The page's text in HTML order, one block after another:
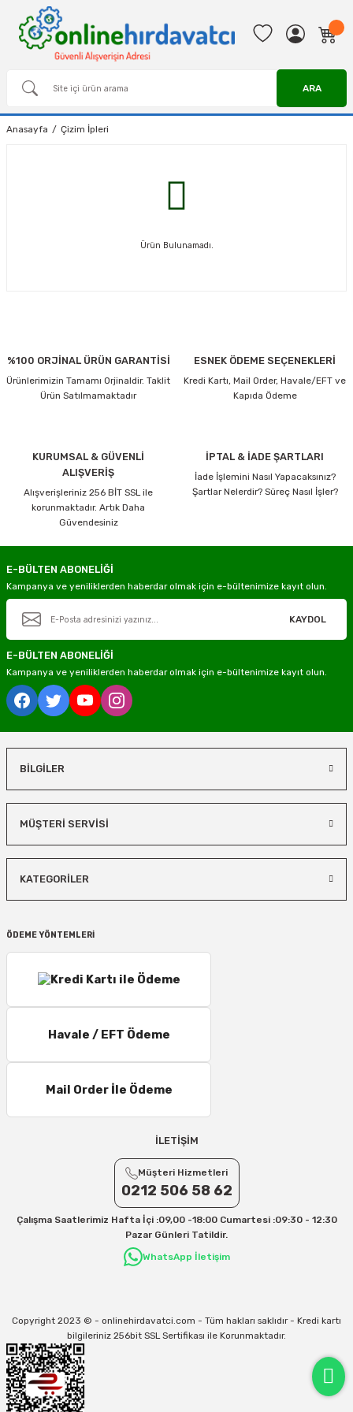
ARA
Anasayfa Çizim İpleri
Ürün Bulunamadı.
%100 ORJİNAL ÜRÜN GARANTİSİ
Ürünlerimizin Tamamı Orjinaldir. Taklit
Ürün Satılmamaktadır
ESNEK ÖDEME SEÇENEKLERİ
Kredi Kartı, Mail Order, Havale/EFT ve
Kapıda Ödeme
KURUMSAL & GÜVENLİ
ALIŞVERİŞ
Alışverişleriniz 256 BİT SSL ile
korunmaktadır. Artık Daha
Güvendesiniz
İPTAL & İADE ŞARTLARI
İade İşlemini Nasıl Yapacaksınız?
Şartlar Nelerdir? Süreç Nasıl İşler?
E-BÜLTEN ABONELİĞİ
Kampanya ve yeniliklerden haberdar olmak için e-bültenimize kayıt olun.
KAYDOL
E-BÜLTEN ABONELİĞİ
Kampanya ve yeniliklerden haberdar olmak için e-bültenimize kayıt olun.
BİLGİLER
MÜŞTERİ SERVİSİ
KATEGORİLER
ÖDEME YÖNTEMLERİ
Havale / EFT Ödeme
Mail Order İle Ödeme
İLETİŞİM
Müşteri Hizmetleri
0212 506 58 62
Çalışma Saatlerimiz Hafta İçi :09,00 -18:00 Cumartesi :09:30 - 12:30
Pazar Günleri Tatildir.
WhatsApp İletişim
Copyright 2023 © - onlinehirdavatci.com - Tüm hakları saklıdır - Kredi kartı
bilgileriniz 256bit SSL Sertifikası ile Korunmaktadır.